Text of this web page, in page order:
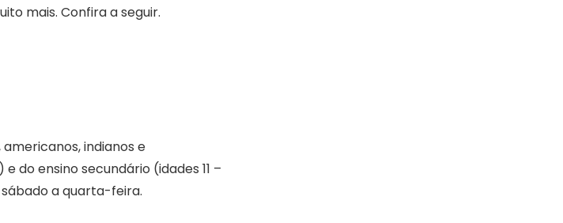
mais. Confira a seguir.
indianos e
do ensino secundário (idades 11 –
sábado a quarta-feira.